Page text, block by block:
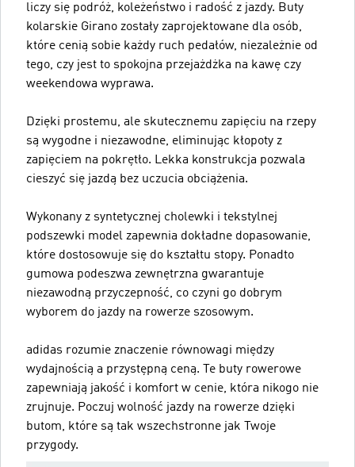
liczy się podróż, koleżeństwo i radość z jazdy. Buty
kolarskie Girano zostały zaprojektowane dla osób,
które cenią sobie każdy ruch pedałów, niezależnie od
tego, czy jest to spokojna przejażdżka na kawę czy
weekendowa wyprawa.
Dzięki prostemu, ale skutecznemu zapięciu na rzepy
są wygodne i niezawodne, eliminując kłopoty z
zapięciem na pokrętło. Lekka konstrukcja pozwala
cieszyć się jazdą bez uczucia obciążenia.
Wykonany z syntetycznej cholewki i tekstylnej
podszewki model zapewnia dokładne dopasowanie,
które dostosowuje się do kształtu stopy. Ponadto
gumowa podeszwa zewnętrzna gwarantuje
niezawodną przyczepność, co czyni go dobrym
wyborem do jazdy na rowerze szosowym.
adidas rozumie znaczenie równowagi między
wydajnością a przystępną ceną. Te buty rowerowe
zapewniają jakość i komfort w cenie, która nikogo nie
zrujnuje. Poczuj wolność jazdy na rowerze dzięki
butom, które są tak wszechstronne jak Twoje
przygody.